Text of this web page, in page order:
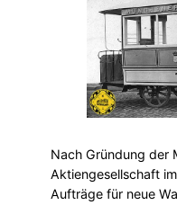
Nach Gründung der
Aktiengesellschaft
Aufträge für neue